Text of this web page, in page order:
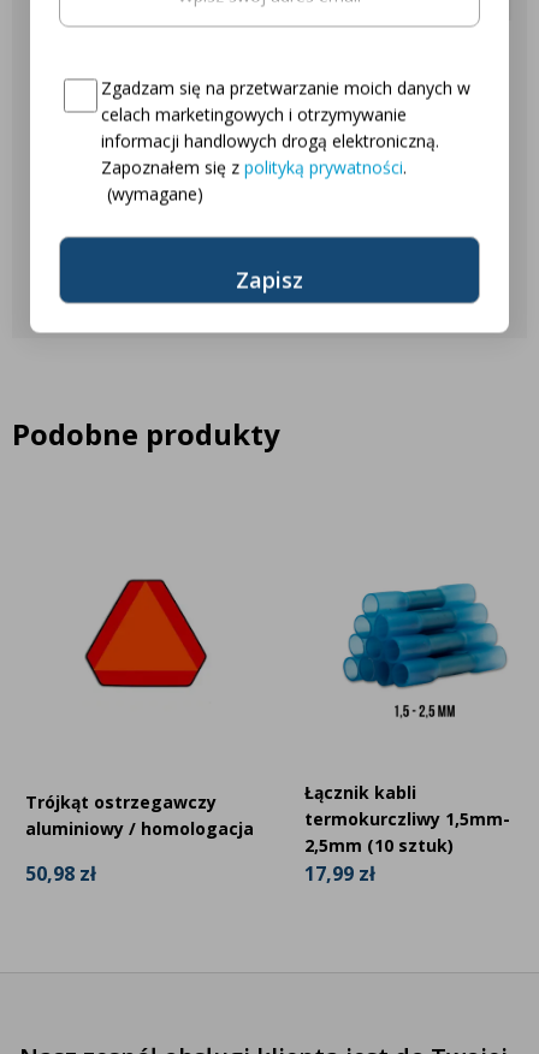
Nasza obsługa klienta jest do
Twojej dyspozycji!
Najczęściej zadawane pytania
Podobne produkty
Trójkąt ostrzegawczy
aluminiowy / homologacja
50,98 zł
Łącznik kabli
termokurczliwy 1,5mm-
2,5mm (10 sztuk)
17,99 zł
Consent (wymagane)
Zgadzam się na przetwarzanie moich danych w
celach marketingowych i otrzymywanie
informacji handlowych drogą elektroniczną.
Zapoznałem się z polityką prywatności.
(wymagane)
Oto Twój kod zniżkowy na